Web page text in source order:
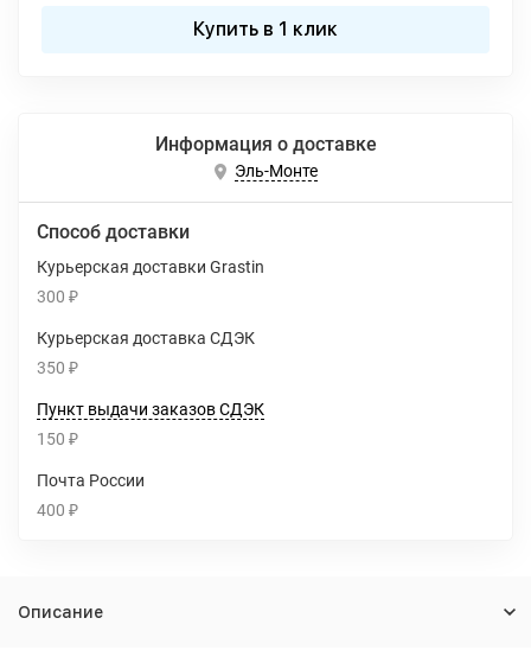
Купить в 1 клик
Информация о доставке
Эль-Монте
Способ доставки
Курьерская доставки Grastin
300 ₽
Курьерская доставка СДЭК
350 ₽
Пункт выдачи заказов СДЭК
150 ₽
Почта России
400 ₽
Описание